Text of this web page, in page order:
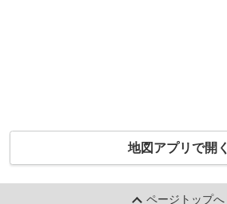
地図アプリで開く
ページトップへ